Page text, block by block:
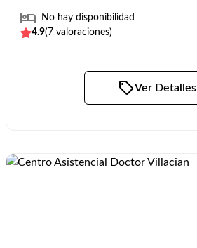
No hay disponibilidad
4.9(7 valoraciones)
Ver Detalles